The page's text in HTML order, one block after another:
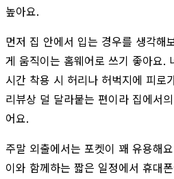
높아요.
먼저 집 안에서 입는 경우를 생각해
게 움직이는 홈웨어로 쓰기 좋아요.
시간 착용 시 허리나 허벅지에 피로
리뷰상 덜 달라붙는 편이라 집에서
어요.
주말 외출에서는 포켓이 꽤 유용해
이와 함께하는 짧은 일정에서 휴대